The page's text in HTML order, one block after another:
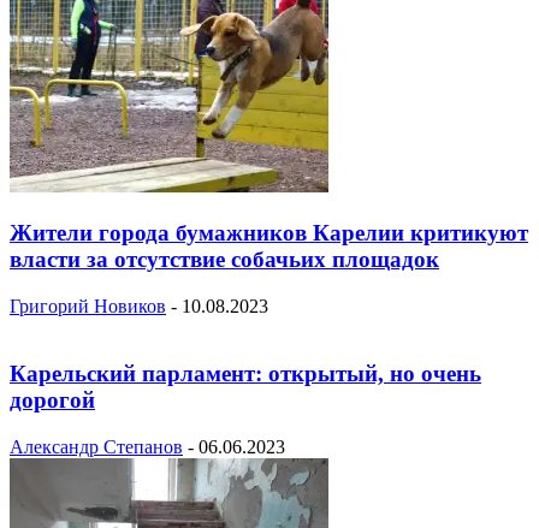
Жители города бумажников Карелии критикуют
власти за отсутствие собачьих площадок
Григорий Новиков - 10.08.2023
Карельский парламент: открытый, но очень
дорогой
Александр Степанов - 06.06.2023